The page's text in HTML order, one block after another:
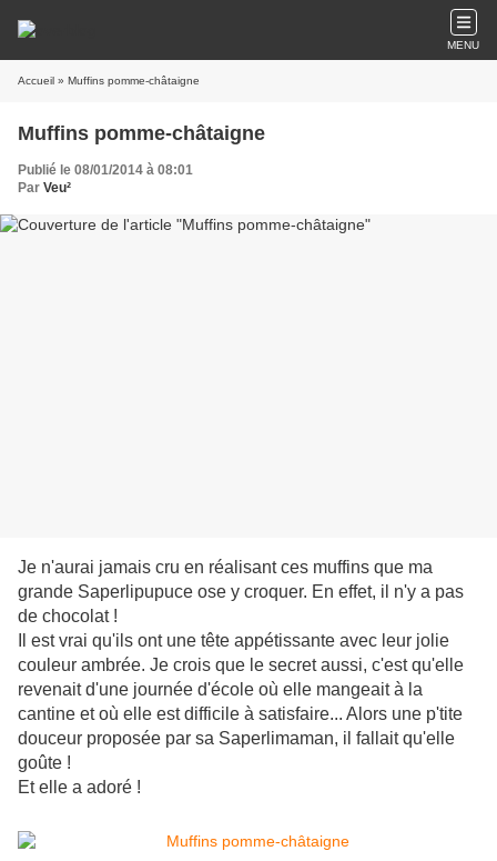
MENU
Accueil » Muffins pomme-châtaigne
Muffins pomme-châtaigne
Publié le 08/01/2014 à 08:01
Par Veu²
Je n'aurai jamais cru en réalisant ces muffins que ma
grande Saperlipupuce ose y croquer. En effet, il n'y a pas
de chocolat !
Il est vrai qu'ils ont une tête appétissante avec leur jolie
couleur ambrée. Je crois que le secret aussi, c'est qu'elle
revenait d'une journée d'école où elle mangeait à la
cantine et où elle est difficile à satisfaire... Alors une p'tite
douceur proposée par sa Saperlimaman, il fallait qu'elle
goûte !
Et elle a adoré !